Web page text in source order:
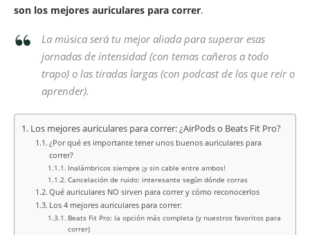
son los mejores auriculares para correr.
La música será tu mejor aliada para superar esas
jornadas de intensidad (con temas cañeros a todo
trapo) o las tiradas largas (con podcast de los que reír o
aprender).
Los mejores auriculares para correr: ¿AirPods o Beats Fit Pro?
¿Por qué es importante tener unos buenos auriculares para
correr?
Inalámbricos siempre ¡y sin cable entre ambos!
Cancelación de ruido: interesante según dónde corras
Qué auriculares NO sirven para correr y cómo reconocerlos
Los 4 mejores auriculares para correr:
Beats Fit Pro: la opción más completa (y nuestros favoritos para
correr)